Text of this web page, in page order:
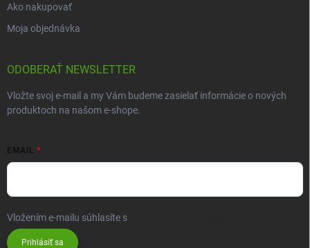
Ako nakupovať
Moja objednávka
ODOBERAŤ NEWSLETTER
Vložte svoj e-mail a my Vám budeme zasielať informácie o nových
produktoch na našom e-shope.
EMAIL
Vložením e-mailu súhlasíte s
Prihlásiť sa